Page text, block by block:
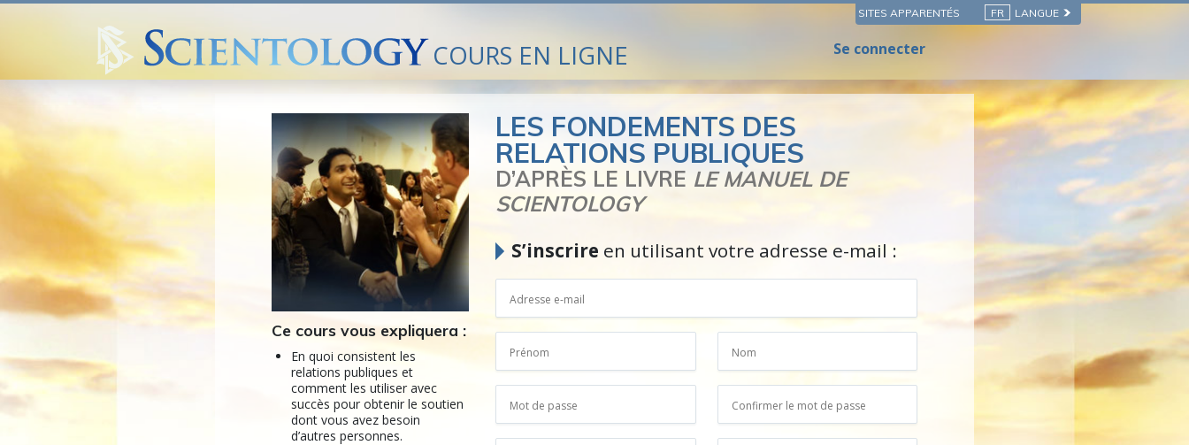
SITES APPARENTÉS FR LANGUE
COURS EN LIGNE Se connecter
LES FONDEMENTS DES
RELATIONS PUBLIQUES
D’APRÈS LE LIVRE LE MANUEL DE
SCIENTOLOGY
S’inscrire en utilisant votre adresse e-mail :
Ce cours vous expliquera :
En quoi consistent les
relations publiques et
comment les utiliser avec
succès pour obtenir le soutien
dont vous avez besoin
d’autres personnes.